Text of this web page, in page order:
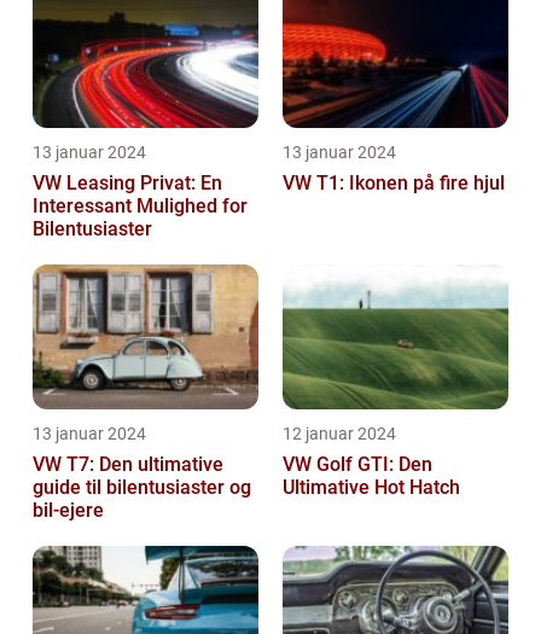
13 januar 2024
VW Leasing Privat: En
Interessant Mulighed for
Bilentusiaster
13 januar 2024
VW T1: Ikonen på fire hjul
13 januar 2024
VW T7: Den ultimative
guide til bilentusiaster og
bil-ejere
12 januar 2024
VW Golf GTI: Den
Ultimative Hot Hatch